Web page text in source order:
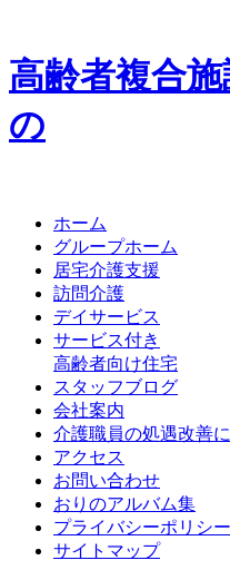
高齢者複合
の
ホーム
グループホーム
居宅介護支援
訪問介護
デイサービス
サービス付き
高齢者向け住宅
スタッフブログ
会社案内
介護職員の処遇改善
アクセス
お問い合わせ
おりのアルバム集
プライバシーポリシー
サイトマップ